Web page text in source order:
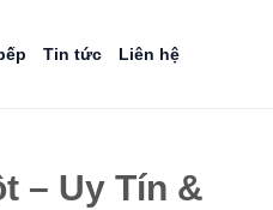
Tin tức Liên hệ
– Uy Tín &